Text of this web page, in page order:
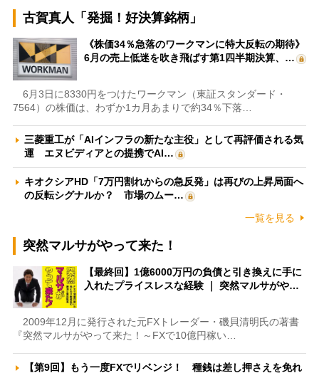
古賀真人「発掘！好決算銘柄」
《株価34％急落のワークマンに特大反転の期待》
6月の売上低迷を吹き飛ばす第1四半期決算、…
6月3日に8330円をつけたワークマン（東証スタンダード・
7564）の株価は、わずか1カ月あまりで約34％下落…
三菱重工が「AIインフラの新たな主役」として再評価される気
運 エヌビディアとの提携でAI…
キオクシアHD「7万円割れからの急反発」は再びの上昇局面へ
の反転シグナルか？ 市場のムー…
一覧を見る
突然マルサがやって来た！
【最終回】1億6000万円の負債と引き換えに手に
入れたプライスレスな経験 ｜ 突然マルサがや…
2009年12月に発行された元FXトレーダー・磯貝清明氏の著書
『突然マルサがやって来た！～FXで10億円稼い…
【第9回】もう一度FXでリベンジ！ 種銭は差し押さえを免れ